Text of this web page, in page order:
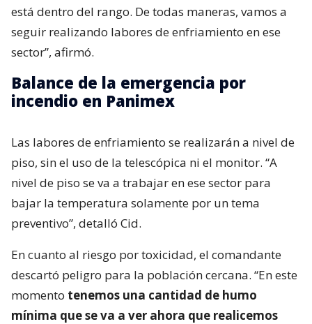
está dentro del rango. De todas maneras, vamos a
seguir realizando labores de enfriamiento en ese
sector”, afirmó.
Balance de la emergencia por
incendio en Panimex
Las labores de enfriamiento se realizarán a nivel de
piso, sin el uso de la telescópica ni el monitor. “A
nivel de piso se va a trabajar en ese sector para
bajar la temperatura solamente por un tema
preventivo”, detalló Cid.
En cuanto al riesgo por toxicidad, el comandante
descartó peligro para la población cercana. “En este
momento tenemos una cantidad de humo
mínima que se va a ver ahora que realicemos